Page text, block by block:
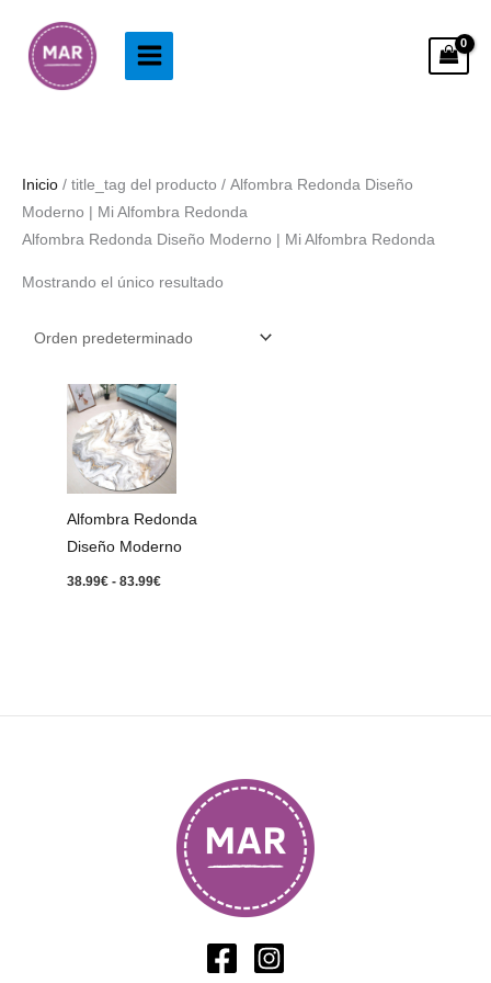
contenido
Inicio / title_tag del producto / Alfombra Redonda Diseño
Moderno | Mi Alfombra Redonda
Alfombra Redonda Diseño Moderno | Mi Alfombra Redonda
Mostrando el único resultado
Alfombra Redonda
Diseño Moderno
38.99€ - 83.99€
Rango
de
precios:
desde
38.99€
hasta
83.99€